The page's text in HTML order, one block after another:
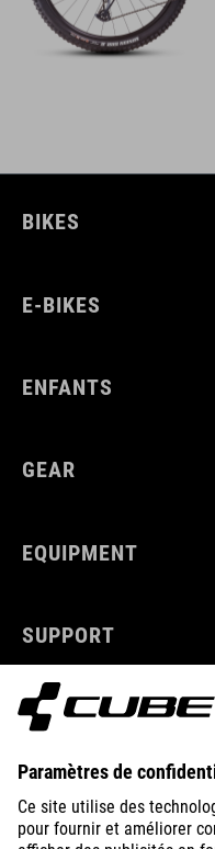
BIKES
E-BIKES
ENFANTS
GEAR
EQUIPMENT
SUPPORT
ABOUT US
EXPLORE